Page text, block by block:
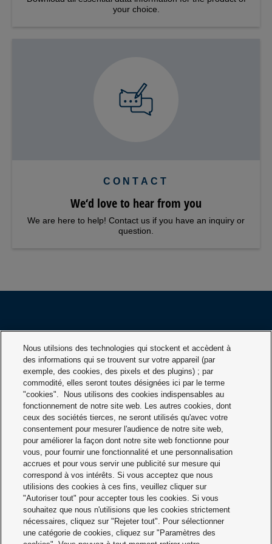
your choice.
CONTACT
We‘d love to hear from you
We are here to help! Contact us if you have an inquiry or
question.
PRODUITS INDUSTRIES
SOCIÉTÉ SERVICE
TÉLÉCHARGEME
NTS
CONTACTEZ
NOUS
Conditions générales de vente
Nous utilsions des technologies qui stockent et accèdent à
des informations qui se trouvent sur votre appareil (par
exemple, des cookies, des pixels et des plugins) ; par
commodité, elles seront toutes désignées ici par le terme
"cookies". Nous utilisons des cookies indispensables au
fonctionnement de notre site web. Les autres cookies, dont
ceux des sociétés tierces, ne seront utilisés qu'avec votre
consentement pour mesurer l'audience de notre site web,
pour améliorer la façon dont notre site web fonctionne pour
vous, pour fournir une fonctionnalité et une personnalisation
accrues et pour vous servir une publicité sur mesure qui
correspond à vos intérêts. Si vous acceptez que nous
utilisions des cookies à ces fins, veuillez cliquer sur
"Autoriser tout" pour accepter tous les cookies. Si vous
souhaitez que nous n'utilisions que les cookies strictement
nécessaires, cliquez sur "Rejeter tout". Pour sélectionner
une catégorie de cookies, cliquez sur "Paramètres des